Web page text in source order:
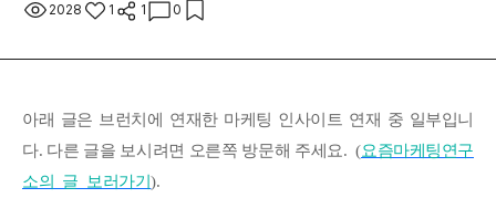
2028 1 1 0
아래 글은 브런치에 연재한 마케팅 인사이트 연재 중 일부입니
다. 다른 글을 보시려면 오른쪽 방문해 주세요. (요즘마케팅연구
소의 글 보러가기).